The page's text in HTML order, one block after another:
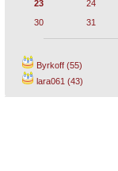
23
24
30
31
Byrkoff (55)
lara061 (43)